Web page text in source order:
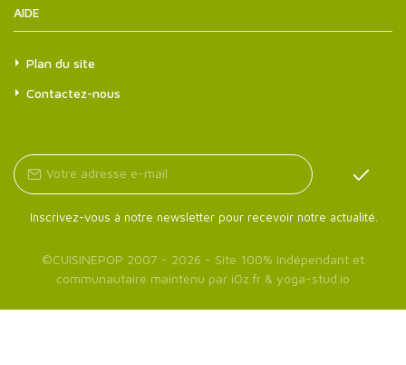
AIDE
Plan du site
Contactez-nous
Inscrivez-vous à notre newsletter pour recevoir notre actualité.
©CUISINEPOP 2007 - 2026 - Site 100% indépendant et
communautaire maintenu par iOz.fr & yoga-stud.io